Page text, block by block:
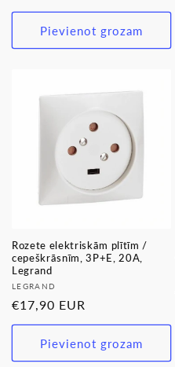
cena
Pievienot grozam
Rozete elektriskām plītīm /
cepeškrāsnīm, 3P+E, 20A,
Legrand
Pārdevējs:
LEGRAND
Parastā
cena
€17,90 EUR
Pievienot grozam